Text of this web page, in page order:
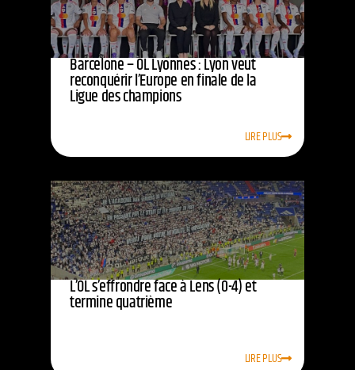
Barcelone – OL Lyonnes : Lyon veut
reconquérir l’Europe en finale de la
Ligue des champions
LIRE PLUS
L’OL s’effrondre face à Lens (0-4) et
termine quatrième
LIRE PLUS